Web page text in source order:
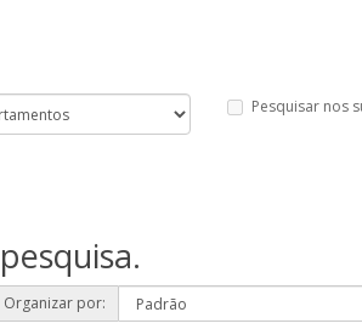
Pesquisar nos
Organizar por: